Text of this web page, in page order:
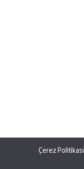
Çerez Politikası